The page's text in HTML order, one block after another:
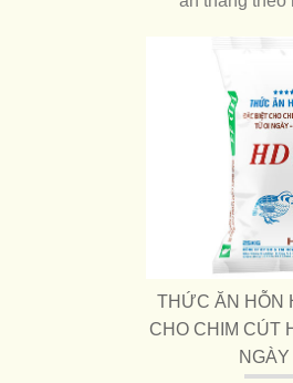
THỨC ĂN HỖN
CHO CHIM CÚT
NGÀY